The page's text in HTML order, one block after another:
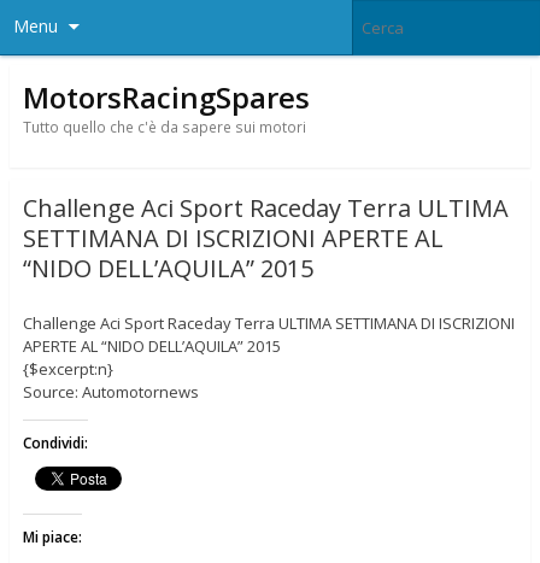
Menu
MotorsRacingSpares
Tutto quello che c'è da sapere sui motori
Challenge Aci Sport Raceday Terra ULTIMA
SETTIMANA DI ISCRIZIONI APERTE AL
“NIDO DELL’AQUILA” 2015
Challenge Aci Sport Raceday Terra ULTIMA SETTIMANA DI ISCRIZIONI
APERTE AL “NIDO DELL’AQUILA” 2015
{$excerpt:n}
Source: Automotornews
Condividi:
Mi piace: